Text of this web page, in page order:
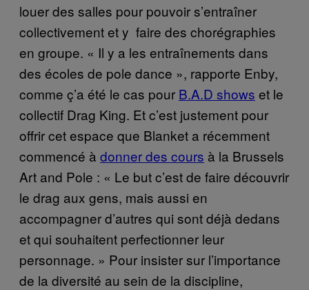
louer des salles pour pouvoir s’entraîner
collectivement et y faire des chorégraphies
en groupe. « Il y a les entraînements dans
des écoles de pole dance », rapporte Enby,
comme ç’a été le cas pour B.A.D shows et le
collectif Drag King. Et c’est justement pour
offrir cet espace que Blanket a récemment
commencé à donner des cours à la Brussels
Art and Pole : « Le but c’est de faire découvrir
le drag aux gens, mais aussi en
accompagner d’autres qui sont déjà dedans
et qui souhaitent perfectionner leur
personnage. » Pour insister sur l’importance
de la diversité au sein de la discipline,